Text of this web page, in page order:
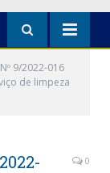
Nº 9/2022-016
de limpeza
0